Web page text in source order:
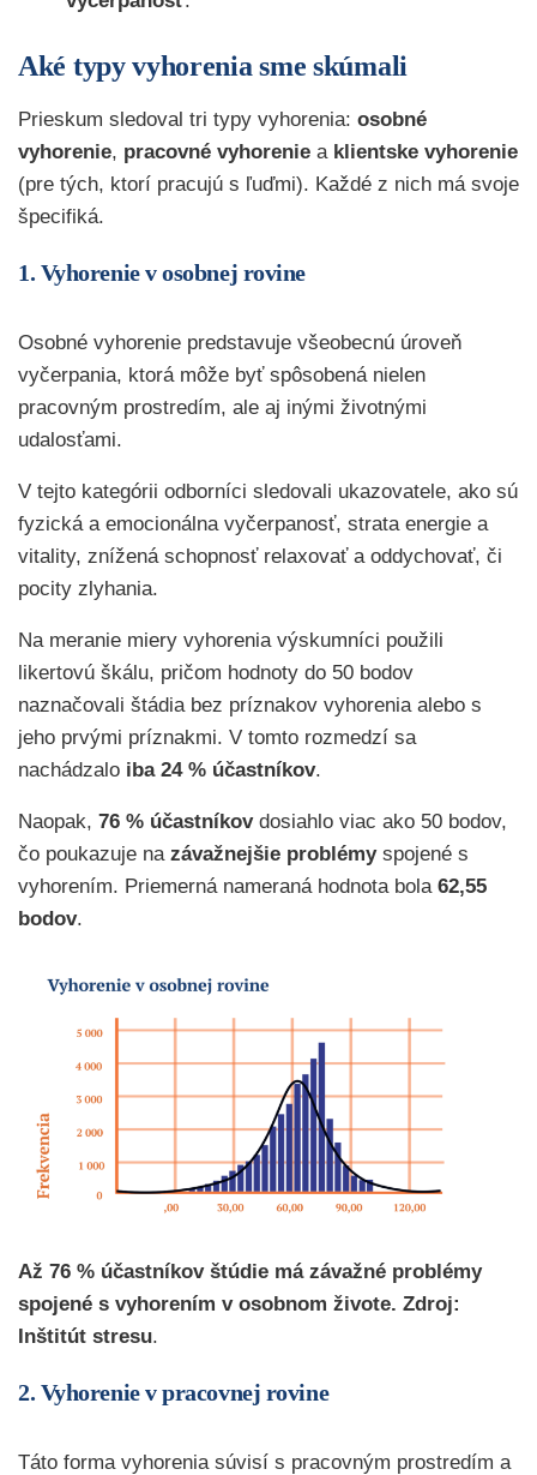
Aké typy vyhorenia sme skúmali
Prieskum sledoval tri typy vyhorenia: osobné
vyhorenie, pracovné vyhorenie a klientske vyhorenie
(pre tých, ktorí pracujú s ľuďmi). Každé z nich má svoje
špecifiká.
1. Vyhorenie v osobnej rovine
Osobné vyhorenie predstavuje všeobecnú úroveň
vyčerpania, ktorá môže byť spôsobená nielen
pracovným prostredím, ale aj inými životnými
udalosťami.
V tejto kategórii odborníci sledovali ukazovatele, ako sú
fyzická a emocionálna vyčerpanosť, strata energie a
vitality, znížená schopnosť relaxovať a oddychovať, či
pocity zlyhania.
Na meranie miery vyhorenia výskumníci použili
likertovú škálu, pričom hodnoty do 50 bodov
naznačovali štádia bez príznakov vyhorenia alebo s
jeho prvými príznakmi. V tomto rozmedzí sa
nachádzalo iba 24 % účastníkov.
Naopak, 76 % účastníkovdosiahlo viac ako 50 bodov,
čo poukazuje na závažnejšie problémyspojené s
vyhorením. Priemerná nameraná hodnota bola 62,55
bodov.
Až 76 % účastníkov štúdie má závažné problémy
spojené s vyhorením v osobnom živote. Zdroj:
Inštitút stresu.
2. Vyhorenie v pracovnej rovine
Táto forma vyhorenia súvisí s pracovným prostredím a